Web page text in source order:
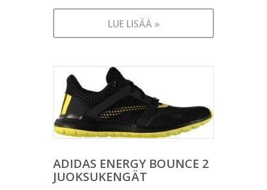
LUE LISÄÄ »
ADIDAS ENERGY BOUNCE 2
JUOKSUKENGÄT